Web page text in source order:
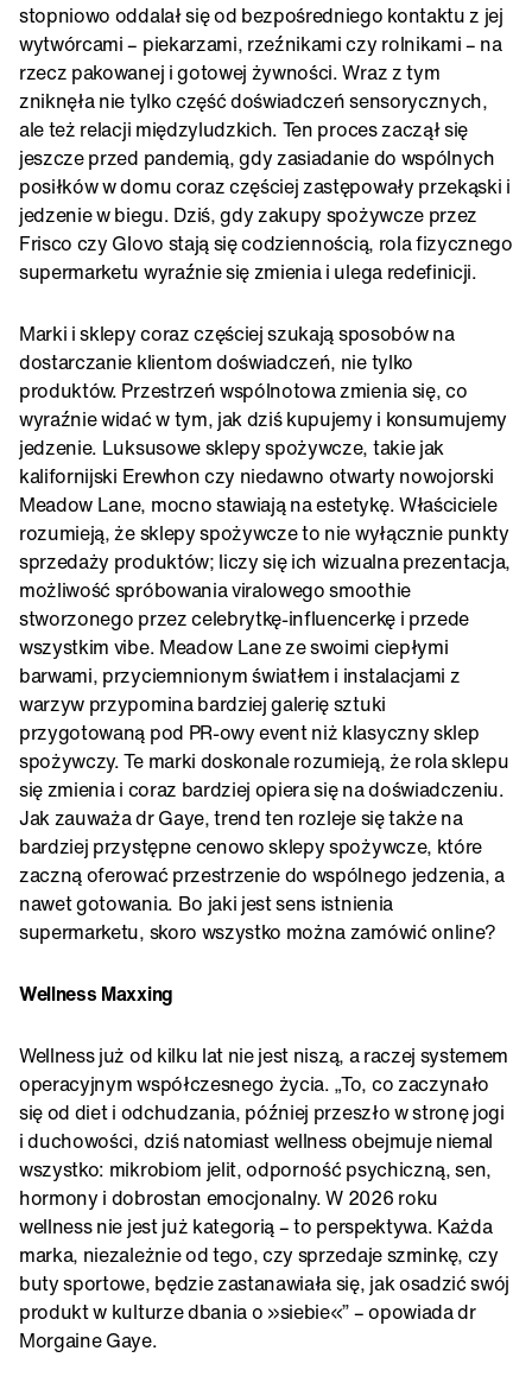
stopniowo oddalał się od bezpośredniego kontaktu z jej
wytwórcami – piekarzami, rzeźnikami czy rolnikami – na
rzecz pakowanej i gotowej żywności. Wraz z tym
zniknęła nie tylko część doświadczeń sensorycznych,
ale też relacji międzyludzkich. Ten proces zaczął się
jeszcze przed pandemią, gdy zasiadanie do wspólnych
posiłków w domu coraz częściej zastępowały przekąski i
jedzenie w biegu. Dziś, gdy zakupy spożywcze przez
Frisco czy Glovo stają się codziennością, rola fizycznego
supermarketu wyraźnie się zmienia i ulega redefinicji.
Marki i sklepy coraz częściej szukają sposobów na
dostarczanie klientom doświadczeń, nie tylko
produktów. Przestrzeń wspólnotowa zmienia się, co
wyraźnie widać w tym, jak dziś kupujemy i konsumujemy
jedzenie. Luksusowe sklepy spożywcze, takie jak
kalifornijski Erewhon czy niedawno otwarty nowojorski
Meadow Lane, mocno stawiają na estetykę. Właściciele
rozumieją, że sklepy spożywcze to nie wyłącznie punkty
sprzedaży produktów; liczy się ich wizualna prezentacja,
możliwość spróbowania viralowego smoothie
stworzonego przez celebrytkę-influencerkę i przede
wszystkim vibe. Meadow Lane ze swoimi ciepłymi
barwami, przyciemnionym światłem i instalacjami z
warzyw przypomina bardziej galerię sztuki
przygotowaną pod PR-owy event niż klasyczny sklep
spożywczy. Te marki doskonale rozumieją, że rola sklepu
się zmienia i coraz bardziej opiera się na doświadczeniu.
Jak zauważa dr Gaye, trend ten rozleje się także na
bardziej przystępne cenowo sklepy spożywcze, które
zaczną oferować przestrzenie do wspólnego jedzenia, a
nawet gotowania. Bo jaki jest sens istnienia
supermarketu, skoro wszystko można zamówić online?
Wellness Maxxing
Wellness już od kilku lat nie jest niszą, a raczej systemem
operacyjnym współczesnego życia. „To, co zaczynało
się od diet i odchudzania, później przeszło w stronę jogi
i duchowości, dziś natomiast wellness obejmuje niemal
wszystko: mikrobiom jelit, odporność psychiczną, sen,
hormony i dobrostan emocjonalny. W 2026 roku
wellness nie jest już kategorią – to perspektywa. Każda
marka, niezależnie od tego, czy sprzedaje szminkę, czy
buty sportowe, będzie zastanawiała się, jak osadzić swój
produkt w kulturze dbania o »siebie«” – opowiada dr
Morgaine Gaye.